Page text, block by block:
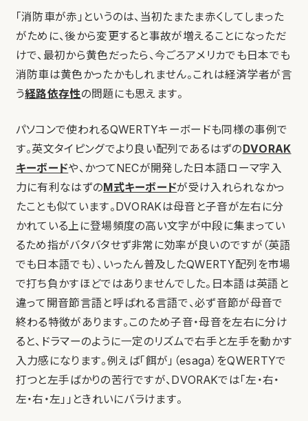
「消防車が赤」というのは、当初たまたま赤くしてしまった
がために、後から変更すると事故が増えることになっただ
けで、最初から黄色だったら、今ごろアメリカでも日本でも
消防車は黄色かったかもしれません。これは経済学者が言
う経路依存性の問題にも思えます。
パソコンで使われるQWERTYキーボードも同様の事例で
す。英文タイピングでより良い配列であるはずの DVORAK
キーボードや、かつてNECが開発した日本語ローマ字入
力に有利なはずの M式キーボードが受け入れられなかっ
たことも似ています。DVORAKは母音と子音が左右に分
かれている上に登場頻度の高い文字が中段に集まってい
るため指がバタバタせず非常に効率が良いのですが（英語
でも日本語でも）、いったん普及したQWERTY配列を市場
で打ち負かすほどではありませんでした。日本語は英語と
違って開音節言語と呼ばれる言語で、必ず音節が母音で
終わる特徴があります。このため子音・母音を左右に分け
ると、ドラマーのように一定のリズムで右手と左手を動かす
入力感になります。例えば「餌が」（esaga）をQWERTYで
打つと左手ばかりの苦行ですが、DVORAKでは「左・右・
左・右・左」」ときれいにバラけます。